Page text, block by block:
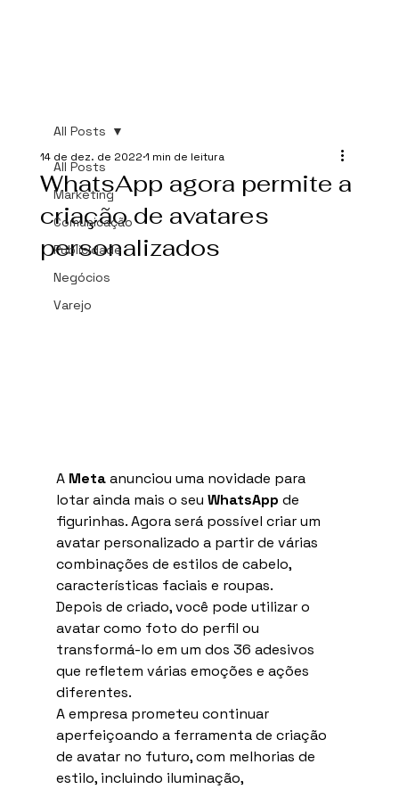
All Posts
Marketing
Comunicação
Publicidade
Negócios
Varejo
All Posts
WhatsApp agora permite a
criação de avatares
personalizados
14 de dez. de 2022 1 min de leitura
A Meta anunciou uma novidade para
lotar ainda mais o seu WhatsApp de
figurinhas. Agora será possível criar um
avatar personalizado a partir de várias
combinações de estilos de cabelo,
características faciais e roupas.
Depois de criado, você pode utilizar o
avatar como foto do perfil ou
transformá-lo em um dos 36 adesivos
que refletem várias emoções e ações
diferentes.
A empresa prometeu continuar
aperfeiçoando a ferramenta de criação
de avatar no futuro, com melhorias de
estilo, incluindo iluminação,